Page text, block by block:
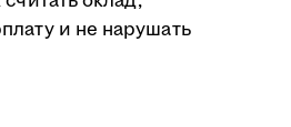
и не нарушать